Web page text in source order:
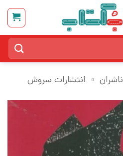
ناشران » انتشارات سروش